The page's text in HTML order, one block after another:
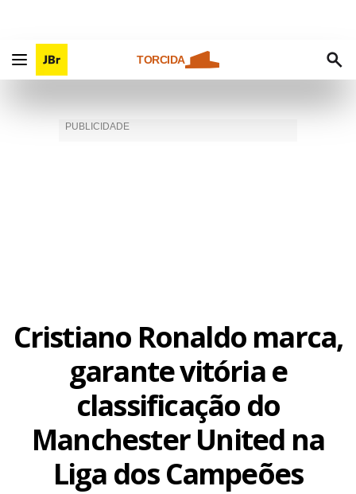
TORCIDA
Cristiano Ronaldo marca,
garante vitória e
classificação do
Manchester United na
Liga dos Campeões